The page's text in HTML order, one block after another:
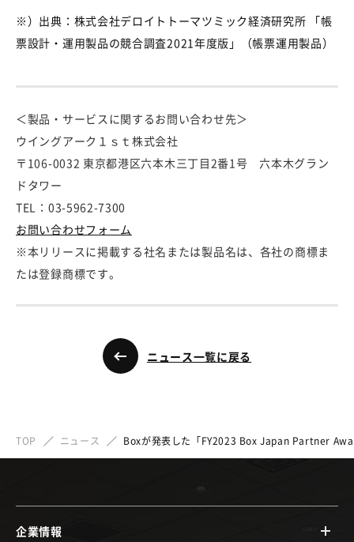
※）出典：株式会社デロイトトーマツミック経済研究所 「帳
票設計・運用製品の競合調査2021 年度版」（帳票運用製品）
＜製品・サービスに関するお問い合わせ先＞
ウイングアーク１ｓｔ株式会社
〒106-0032 東京都港区六本木三丁目2番1号 六本木グラン
ドタワー
TEL：03-5962-7300
お問い合わせフォーム
※本リリースに掲載する社名または製品名は、各社の商標ま
たは登録商標です。
ニュース一覧に戻る
TOP ニュース Boxが発表した「FY2023 Box Japan Partner
企業情報